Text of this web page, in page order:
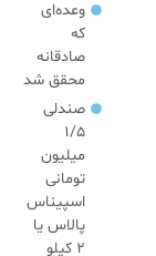
وعده‌ای
که
صادقانه
محقق شد
صندلی
۱/۵
میلیون
تومانی
اسپیناس
پالاس یا
۲ کیلو